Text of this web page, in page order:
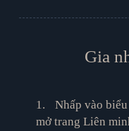
Gia
1.
Nhấp vào
mở trang Liên